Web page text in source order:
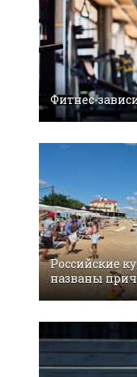
Фитнес-
Российские
названы